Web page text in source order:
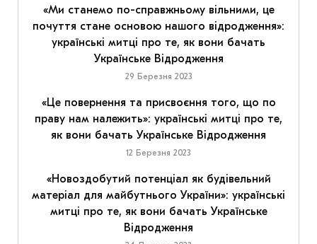
«Ми станемо по-справжньому вільними, це
почуття стане основою нашого відродження»:
українські митці про те, як вони бачать
Українське Відродження
29 Березня 2023
«Це повернення та присвоєння того, що по
праву нам належить»: українські митці про те,
як вони бачать Українське Відродження
12 Березня 2023
«Новоздобутий потенціал як будівельний
матеріал для майбутнього України»: українські
митці про те, як вони бачать Українське
Відродження